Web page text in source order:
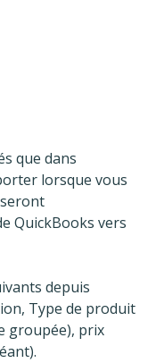
que dans
lorsque vous
QuickBooks vers
depuis
Type de produit
groupée), prix